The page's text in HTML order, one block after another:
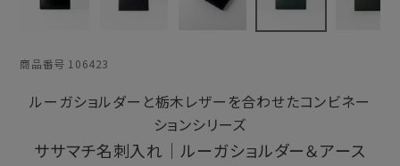
商品番号 106423
ルーガショルダーと栃木レザーを合わせたコンビネー
ションシリーズ
ササマチ名刺入れ｜ルーガショルダー＆アース